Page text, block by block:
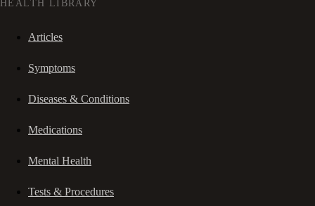
HEALTH LIBRARY
Articles
Symptoms
Diseases & Conditions
Medications
Mental Health
Tests & Procedures